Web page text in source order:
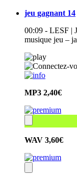
jeu gagnant 14
00:09 - LESF |
musique jeu –
MP3 2,40€
WAV 3,60€